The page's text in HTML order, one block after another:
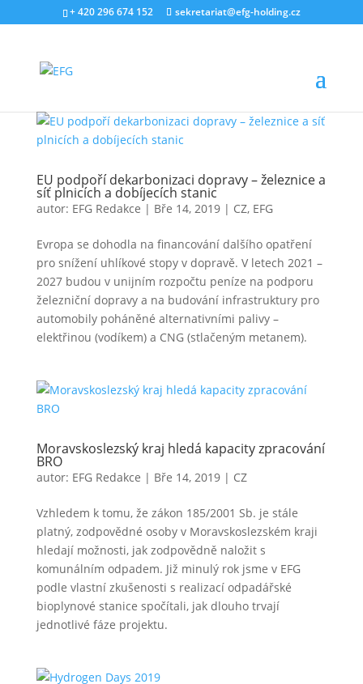
+ 420 296 674 152 sekretariat@efg-holding.cz
EU podpoří dekarbonizaci dopravy – železnice a
síť plnicích a dobíjecích stanic
autor: EFG Redakce | Bře 14, 2019| CZ, EFG
Evropa se dohodla na financování dalšího opatření
pro snížení uhlíkové stopy v dopravě. V letech 2021 –
2027 budou v unijním rozpočtu peníze na podporu
železniční dopravy a na budování infrastruktury pro
automobily poháněné alternativními palivy –
elektřinou (vodíkem) a CNG (stlačeným metanem).
Moravskoslezský kraj hledá kapacity zpracování
BRO
autor: EFG Redakce | Bře 14, 2019| CZ
Vzhledem k tomu, že zákon 185/2001 Sb. je stále
platný, zodpovědné osoby v Moravskoslezském kraji
hledají možnosti, jak zodpovědně naložit s
komunálním odpadem. Již minulý rok jsme v EFG
podle vlastní zkušenosti s realizací odpadářské
bioplynové stanice spočítali, jak dlouho trvají
jednotlivé fáze projektu.